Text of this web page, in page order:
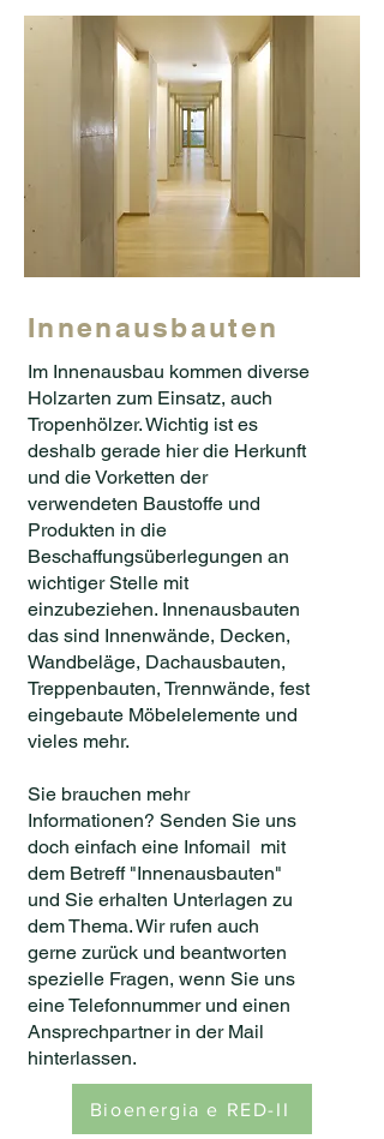
Innenausbauten
Im Innenausbau kommen diverse
Holzarten zum Einsatz, auch
Tropenhölzer. Wichtig ist es
deshalb gerade hier die Herkunft
und die Vorketten der
verwendeten Baustoffe und
Produkten in die
Beschaffungsüberlegungen an
wichtiger Stelle mit
einzubeziehen. Innenausbauten
das sind Innenwände, Decken,
Wandbeläge, Dachausbauten,
Treppenbauten, Trennwände, fest
eingebaute Möbelelemente und
vieles mehr.
Sie brauchen mehr
Informationen? Senden Sie uns
doch einfach eine Infomail mit
dem Betreff "Innenausbauten"
und Sie erhalten Unterlagen zu
dem Thema. Wir rufen auch
gerne zurück und beantworten
spezielle Fragen, wenn Sie uns
eine Telefonnummer und einen
Ansprechpartner in der Mail
hinterlassen.
Bioenergia e RED-II